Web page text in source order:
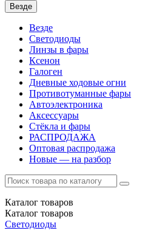
Везде
Везде
Светодиоды
Линзы в фары
Ксенон
Галоген
Дневные ходовые огни
Противотуманные фары
Автоэлектроника
Аксессуары
Стёкла и фары
РАСПРОДАЖА
Оптовая распродажа
Новые — на разбор
Каталог товаров
Каталог товаров
Светодиоды